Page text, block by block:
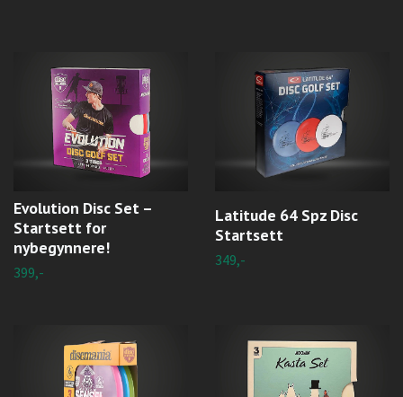
Evolution Disc Set –
Startsett for
nybegynnere!
399,-
Latitude 64 Spz Disc
Startsett
349,-